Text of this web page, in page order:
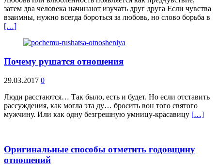
затем два человека начинают изучать друг друга Если чувства
взаимны, нужно всегда бороться за любовь, но слово борьба в
[…]
Почему рушатся отношения
29.03.2017 0
Люди расстаются… Так было, есть и будет. Но если отставить
рассуждения, как могла эта ду… бросить вон того святого
мужчину. Или как одну безгрешную умницу-красавицу […]
Оригинальные способы отметить годовщину
отношений